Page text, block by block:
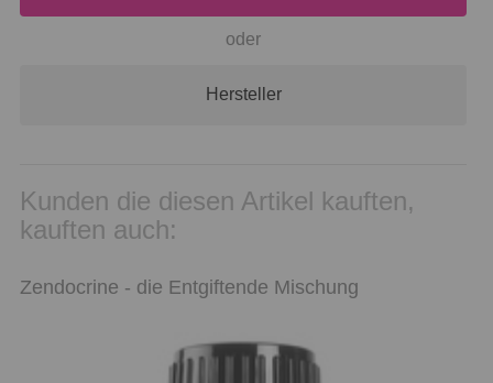
oder
Hersteller
Kunden die diesen Artikel kauften,
kauften auch:
Zendocrine - die Entgiftende Mischung